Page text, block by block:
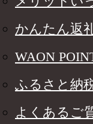
かんたん返
WAON
ふるさと納
よくあるご